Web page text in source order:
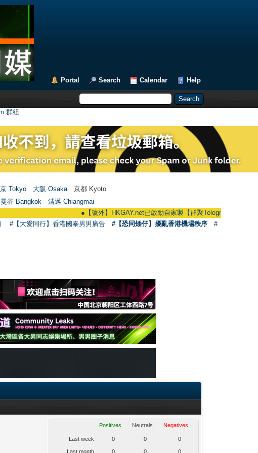
Portal Search Calendar Help
群組
Tokyo 大阪 Osaka 京都 Kyoto
曼谷 Bangkok
清邁 Chiangmai
【號外】HKGAY.net已啟動自家製【群聚Telegram群組】
#【大愛同行】香港國泰男男廣告 #【恐同矮仔】擾亂香港機場秩序
#
Positives Neutrals Negatives
Last week 0 0 0
Last month 0 0 0